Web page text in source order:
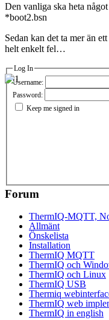
Den vanliga ska heta
*boot2.bsn
Sedan kan det ta mer än
helt enkelt fel…
Log In
Username:
Password:
Keep me signed in
Forum
ThermIQ-MQTT,
Allmänt
Önskelista
Installation
ThermIQ MQTT
ThermIQ och
ThermIQ och Linux
ThermIQ USB
Thermiq
ThermIQ web
ThermIQ in english